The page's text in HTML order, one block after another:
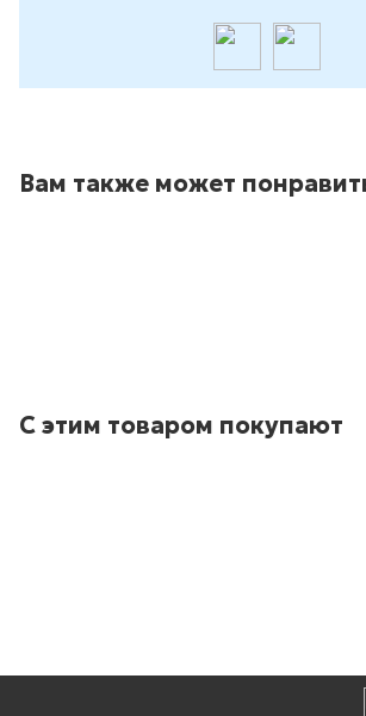
Вам также может
С этим товаром покупают